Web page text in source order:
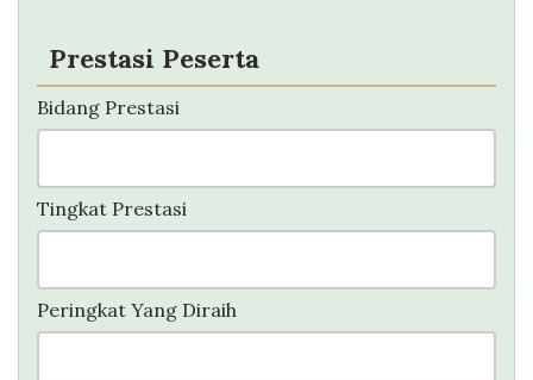
Prestasi Peserta
Bidang Prestasi
Tingkat Prestasi
Peringkat Yang Diraih